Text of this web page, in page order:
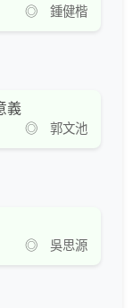
◎ 鍾健楷
義
◎ 郭文池
◎ 吳思源